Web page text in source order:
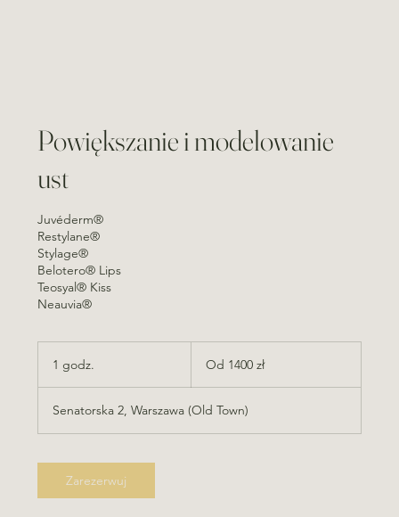
Powiększanie i modelowanie
ust
Juvéderm®
Restylane®
Stylage®
Belotero® Lips
Teosyal® Kiss
1 godz.
d
z
złotych
Od 1400 zł
Senatorska 2, Warszawa (Old Town)
Zarezerwuj